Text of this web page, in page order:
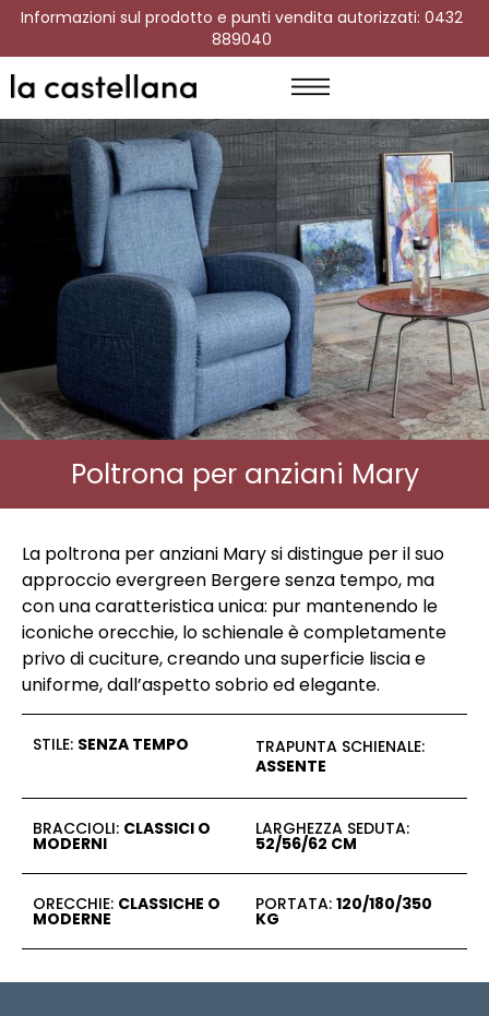
Informazioni sul prodotto e punti vendita autorizzati: 0432
889040
Poltrona per anziani Mary
La poltrona per anziani Mary si distingue per il suo
approccio evergreen Bergere senza tempo, ma
con una caratteristica unica: pur mantenendo le
iconiche orecchie, lo schienale è completamente
privo di cuciture, creando una superficie liscia e
uniforme, dall’aspetto sobrio ed elegante.
STILE: SENZA TEMPO
TRAPUNTA SCHIENALE:
ASSENTE
BRACCIOLI: CLASSICI O
MODERNI
LARGHEZZA SEDUTA:
52/56/62 CM
ORECCHIE: CLASSICHE O
MODERNE
PORTATA: 120/180/350
KG